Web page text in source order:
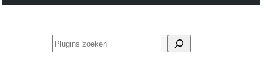
Zoeken